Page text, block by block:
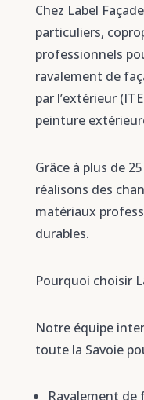
Chez Label
particuliers,
professionnels
ravalement de
par l’extérieur
peinture
Grâce à plus de
réalisons des
matériaux
durables.
Pourquoi choisir
Notre équipe
toute la Savoie
Ravalement de